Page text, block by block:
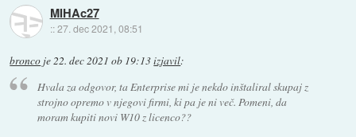
MIHAc27
::27. dec 2021, 08:51
bronco je22. dec 2021 ob 19:13izjavil:
Hvala za odgovor, ta Enterprise mi je nekdo inštaliral skupaj z
strojno opremo v njegovi firmi, ki pa je ni več. Pomeni, da
moram kupiti novi W10 z licenco??